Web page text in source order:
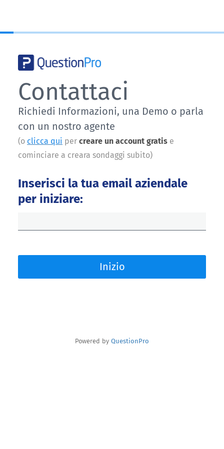
Contattaci
Richiedi Informazioni, una Demo o parla
con un nostro agente
(o clicca qui per creare un account gratis e
cominciare a creara sondaggi subito)
Inserisci la tua email aziendale
per iniziare:
Inizio
Powered by QuestionPro